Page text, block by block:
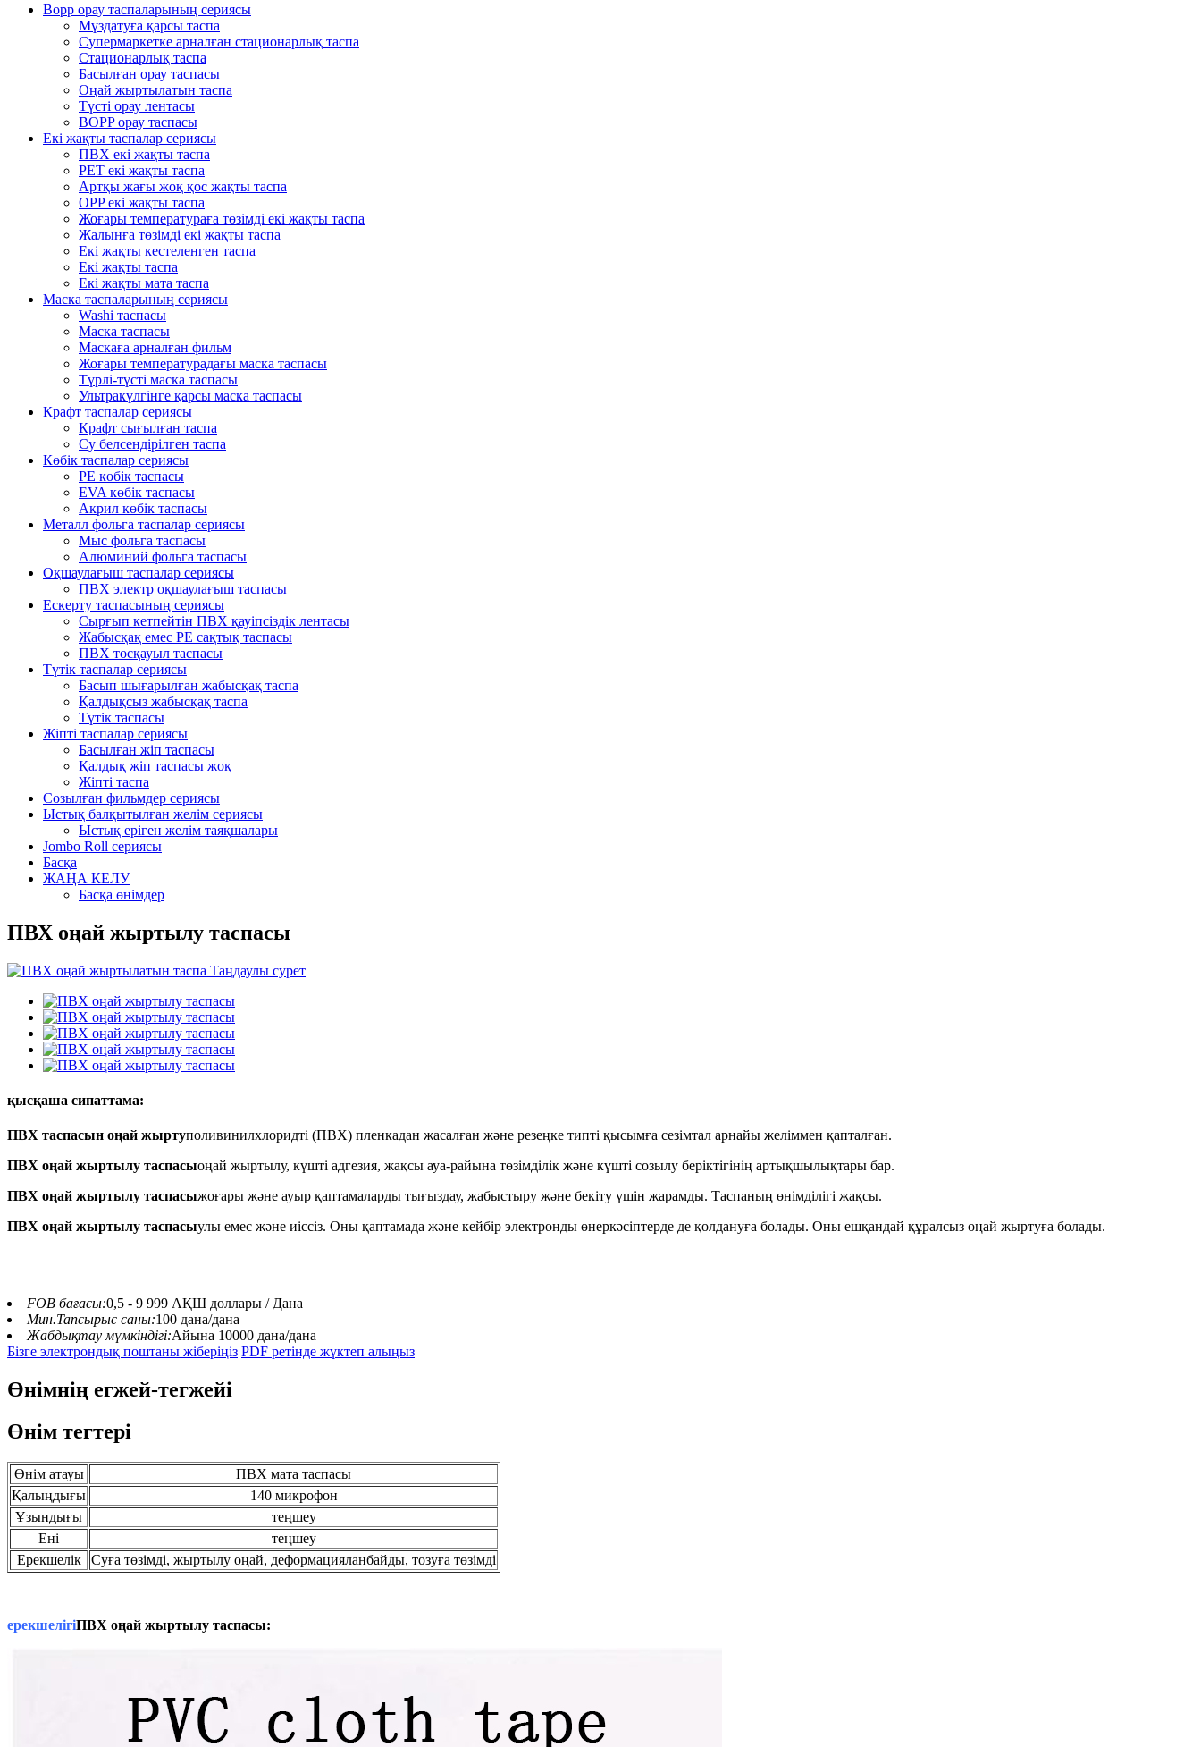
Bopp орау таспаларының сериясы
Мұздатуға қарсы таспа
Супермаркетке арналған стационарлық таспа
Стационарлық таспа
Басылған орау таспасы
Оңай жыртылатын таспа
Түсті орау лентасы
BOPP орау таспасы
Екі жақты таспалар сериясы
ПВХ екі жақты таспа
PET екі жақты таспа
Артқы жағы жоқ қос жақты таспа
OPP екі жақты таспа
Жоғары температураға төзімді екі жақты таспа
Жалынға төзімді екі жақты таспа
Екі жақты кестеленген таспа
Екі жақты таспа
Екі жақты мата таспа
Маска таспаларының сериясы
Washi таспасы
Маска таспасы
Маскаға арналған фильм
Жоғары температурадағы маска таспасы
Түрлі-түсті маска таспасы
Ультракүлгінге қарсы маска таспасы
Крафт таспалар сериясы
Крафт сығылған таспа
Су белсендірілген таспа
Көбік таспалар сериясы
PE көбік таспасы
EVA көбік таспасы
Акрил көбік таспасы
Металл фольга таспалар сериясы
Мыс фольга таспасы
Алюминий фольга таспасы
Оқшаулағыш таспалар сериясы
ПВХ электр оқшаулағыш таспасы
Ескерту таспасының сериясы
Сырғып кетпейтін ПВХ қауіпсіздік лентасы
Жабысқақ емес PE сақтық таспасы
ПВХ тосқауыл таспасы
Түтік таспалар сериясы
Басып шығарылған жабысқақ таспа
Қалдықсыз жабысқақ таспа
Түтік таспасы
Жіпті таспалар сериясы
Басылған жіп таспасы
Қалдық жіп таспасы жоқ
Жіпті таспа
Созылған фильмдер сериясы
Ыстық балқытылған желім сериясы
Ыстық еріген желім таяқшалары
Jombo Roll сериясы
Басқа
ЖАҢА КЕЛУ
Басқа өнімдер
ПВХ оңай жыртылу таспасы
қысқаша сипаттама:
ПВХ таспасын оңай жыртуполивинилхлоридті (ПВХ) пленкадан жасалған және резеңке типті қысымға сезімтал арнайы желіммен қапталған.
ПВХ оңай жыртылу таспасыоңай жыртылу, күшті адгезия, жақсы ауа-райына төзімділік және күшті созылу беріктігінің артықшылықтары бар.
ПВХ оңай жыртылу таспасыжоғары және ауыр қаптамаларды тығыздау, жабыстыру және бекіту үшін жарамды. Таспаның өнімділігі жақсы.
ПВХ оңай жыртылу таспасыулы емес және иіссіз. Оны қаптамада және кейбір электронды өнеркәсіптерде де қолдануға болады. Оны ешқандай құралсыз оңай жыртуға болады.
FOB бағасы:0,5 - 9 999 АҚШ доллары / Дана
Мин.Тапсырыс саны:100 дана/дана
Жабдықтау мүмкіндігі:Айына 10000 дана/дана
Бізге электрондық поштаны жіберіңіз PDF ретінде жүктеп алыңыз
Өнімнің егжей-тегжейі
Өнім тегтері
Өнім атауы
ПВХ мата таспасы
Қалыңдығы
140 микрофон
Ұзындығы
теңшеу
Ені
теңшеу
Ерекшелік
Суға төзімді, жыртылу оңай, деформацияланбайды, тозуға төзімді
ерекшелігіПВХ оңай жыртылу таспасы: